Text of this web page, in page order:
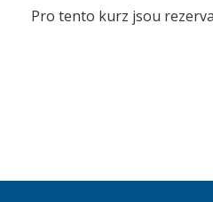
Pro tento kurz jsou